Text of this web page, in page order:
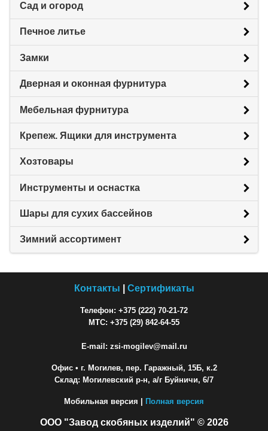
Сад и огород
Печное литье
Замки
Дверная и оконная фурнитура
Мебельная фурнитура
Крепеж. Ящики для инструмента
Хозтовары
Инструменты и оснастка
Шары для сухих бассейнов
Зимний ассортимент
Контакты Сертификаты
Телефон: +375 (222) 70-21-72
МТС: +375 (29) 842-64-55
E-mail: zsi-mogilev@mail.ru
Офис• г. Могилев, пер. Гаражный, 15Б, к.2
Склад: Могилевский р-н, а/г Буйничи, 6/7
Мобильная версия | Полная версия
ООО "Завод скобяных изделий" © 2026